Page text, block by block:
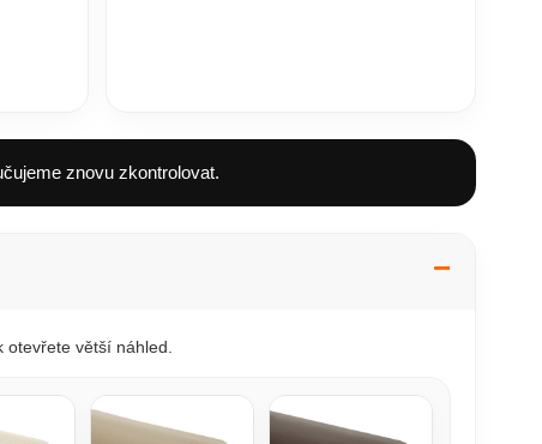
znovu zkontrolovat.
větší náhled.